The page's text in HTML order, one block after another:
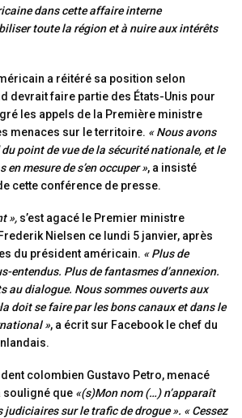
dans cette affaire interne
toute la région et à nuire aux intérêts
a réitéré sa position selon
devrait faire partie des États-Unis pour
les appels de la Première ministre
menaces sur le territoire. « Nous avons
point de vue de la sécurité nationale, et le
en mesure de s’en occuper », a insisté
cette conférence de presse.
», s’est agacé le Premier ministre
Nielsen ce lundi 5 janvier, après
du président américain. « Plus de
entendus. Plus de fantasmes d’annexion.
au dialogue. Nous sommes ouverts aux
doit se faire par les bons canaux et dans le
», a écrit sur Facebook le chef du
colombien Gustavo Petro, menacé
souligné que «(s)Mon nom (…) n’apparaît
judiciaires sur le trafic de drogue ». « Cessez